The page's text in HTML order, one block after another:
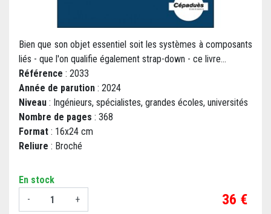
Bien que son objet essentiel soit les systèmes à composants
liés - que l'on qualifie également strap-down - ce livre...
Référence : 2033
Année de parution : 2024
Niveau : Ingénieurs, spécialistes, grandes écoles, universités
Nombre de pages : 368
Format : 16x24 cm
Reliure : Broché
En stock
-
+ Prix
36 €